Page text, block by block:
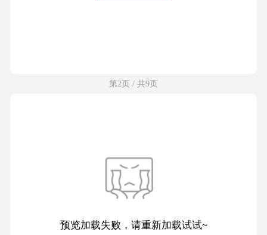
第2页 / 共9页
预览加载失败，请重新加载试试~